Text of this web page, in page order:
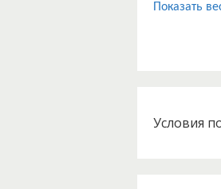
сочетания
Показать
Условия